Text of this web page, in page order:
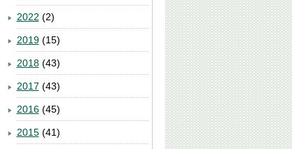
2022 (2)
2019(15)
2018(43)
2017 (43)
2016(45)
2015(41)